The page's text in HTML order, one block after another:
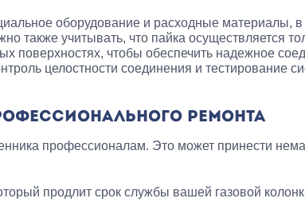
оборудование и расходные материалы,
также учитывать, что пайка осуществляется
поверхностях, чтобы обеспечить надежное
целостности соединения и тестирование
РЕМОНТА
профессионалам. Это может принести
продлит срок службы вашей газовой